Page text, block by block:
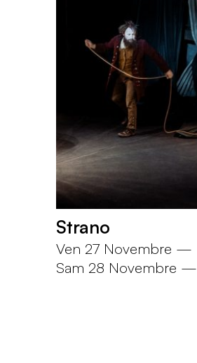
Strano
Ven 27 Novembre —
Sam 28 Novembre —